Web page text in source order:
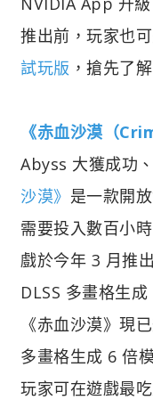
推出前，玩家也
試玩版 ，搶先了
《赤血沙漠（
Abyss 大獲成功
沙漠》 是一款開
需要投入數百小
戲於今年 3 月推
DLSS 多畫格生
《赤血沙漠》現
多畫格生成 6 倍
玩家可在遊戲最